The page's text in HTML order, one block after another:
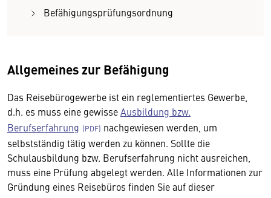
Befähigungsprüfungsordnung
Allgemeines zur Befähigung
Das Reisebürogewerbe ist ein reglementiertes Gewerbe,
d.h. es muss eine gewisseAusbildung bzw.
Berufserfahrung
nachgewiesen werden, um
selbstständig tätig werden zu können. Sollte die
Schulausbildung bzw. Berufserfahrung nicht ausreichen,
muss eine Prüfung abgelegt werden. Alle Informationen zur
Gründung eines Reisebüros finden Sie auf dieser